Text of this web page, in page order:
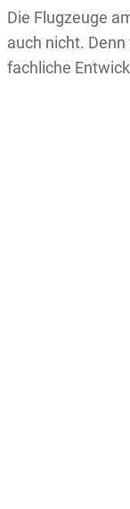
Die Flugzeuge
auch nicht.
fachliche